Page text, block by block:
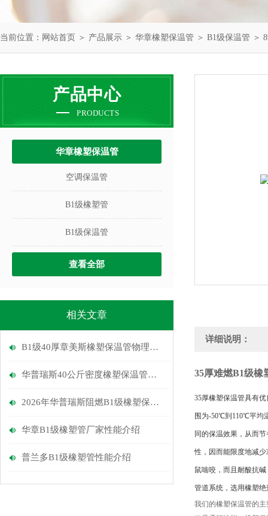
当前位置： 网站首页 ＞ 产品展示 ＞ 华章橡塑保温管 ＞ B1级保温管 ＞
产品中心
PRODUCTS
华章橡塑保温管
空调保温管
B1级橡塑管
B1级保温管
查看全部
相关文章
B1级40厚章美斯橡塑保温管物理性能介绍
华普瑞斯40公斤密度橡塑保温管优点
2026年华普瑞斯阻燃B1级橡塑保温管介绍
华章B1级橡塑管厂家性能介绍
普兰多B1级橡塑管性能介绍
详细说明：
35厚难燃B1级橡
35厚橡塑保温管具有
围为-50℃到110℃平均
同的保温效果，从而
性，因而能限度地减
鼠啮咬，而且耐酸抗碱
管道系统，选用橡塑
我们的橡塑保温管的